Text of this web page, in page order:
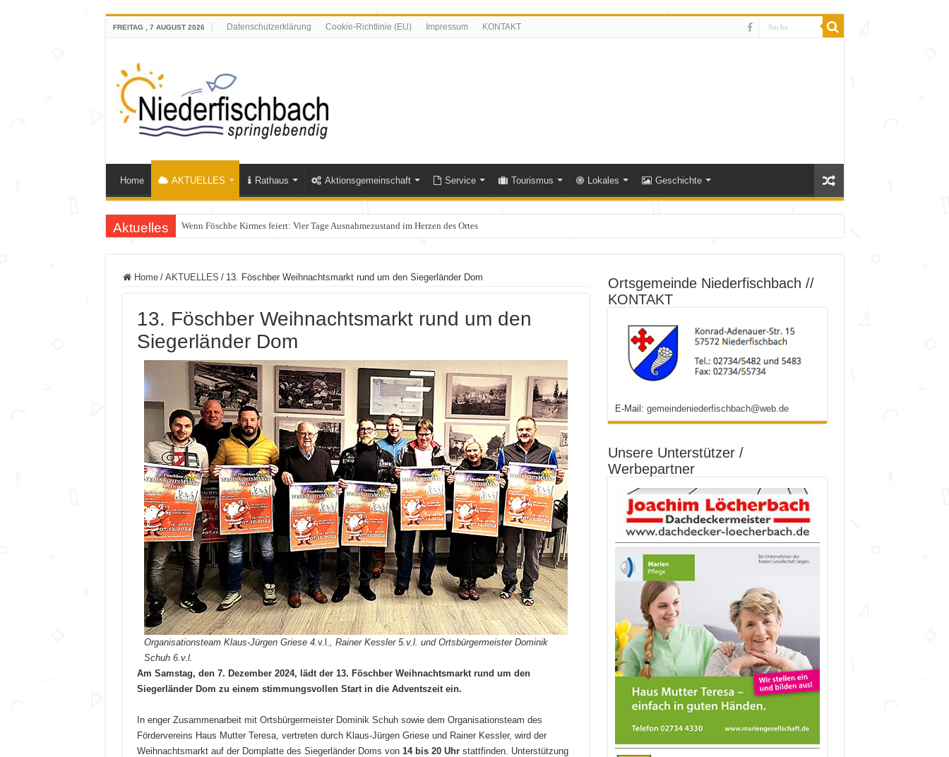
FREITAG , 7 AUGUST 2026 Datenschutzerklärung Cookie-Richtlinie (EU) Impressum KONTAKT
Home AKTUELLES Rathaus Aktionsgemeinschaft Service Tourismus Lokales Geschichte
Aktuelles Wenn Föschbe Kirmes feiert: Vier Tage Ausnahmezustand im Herzen des Ortes
Polizeieinsatz nach Verkehrskontrolle im Bereich Niederfischbach – Zeugen gesucht
Home / AKTUELLES / 13. Föschber Weihnachtsmarkt rund um den Siegerländer Dom
13. Föschber Weihnachtsmarkt rund um den
Siegerländer Dom
Organisationsteam Klaus-Jürgen Griese 4.v.l., Rainer Kessler 5.v.l. und Ortsbürgermeister Dominik
Schuh 6.v.l.
Am Samstag, den 7. Dezember 2024, lädt der 13. Föschber Weihnachtsmarkt rund um den
Siegerländer Dom zu einem stimmungsvollen Start in die Adventszeit ein.
In enger Zusammenarbeit mit Ortsbürgermeister Dominik Schuh sowie dem Organisationsteam des
Fördervereins Haus Mutter Teresa, vertreten durch Klaus-Jürgen Griese und Rainer Kessler, wird der
Weihnachtsmarkt auf der Domplatte des Siegerländer Doms von 14 bis 20 Uhrstattfinden. Unterstützung
Ortsgemeinde Niederfischbach //
KONTAKT
E-Mail: gemeindeniederfischbach@web.de
Unsere Unterstützer /
Werbepartner